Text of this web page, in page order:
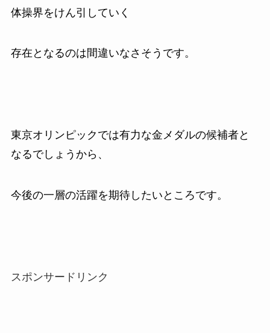
体操界をけん引していく
存在となるのは間違いなさそうです。
東京オリンピックでは有力な金メダルの候補者と
なるでしょうから、
今後の一層の活躍を期待したいところです。
スポンサードリンク